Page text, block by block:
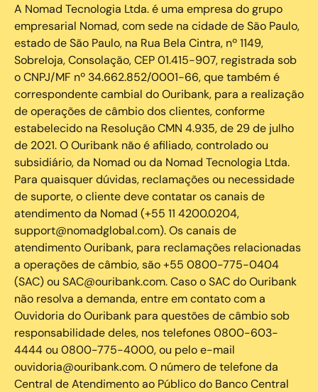
A Nomad Tecnologia Ltda. é uma empresa do grupo
empresarial Nomad, com sede na cidade de São Paulo,
estado de São Paulo, na Rua Bela Cintra, nº 1149,
Sobreloja, Consolação, CEP 01.415-907, registrada sob
o CNPJ/MF nº 34.662.852/0001-66, que também é
correspondente cambial do Ouribank, para a realização
de operações de câmbio dos clientes, conforme
estabelecido na Resolução CMN 4.935, de 29 de julho
de 2021. O Ouribank não é afiliado, controlado ou
subsidiário, da Nomad ou da Nomad Tecnologia Ltda.
Para quaisquer dúvidas, reclamações ou necessidade
de suporte, o cliente deve contatar os canais de
atendimento da Nomad (+55 11 4200.0204,
support@nomadglobal.com). Os canais de
atendimento Ouribank, para reclamações relacionadas
a operações de câmbio, são +55 0800-775-0404
(SAC) ou SAC@ouribank.com. Caso o SAC do Ouribank
não resolva a demanda, entre em contato com a
Ouvidoria do Ouribank para questões de câmbio sob
responsabilidade deles, nos telefones 0800-603-
4444 ou 0800-775-4000, ou pelo e-mail
ouvidoria@ouribank.com. O número de telefone da
Central de Atendimento ao Público do Banco Central